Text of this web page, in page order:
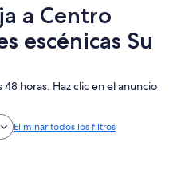
a Centro
escénicas Su
horas. Haz clic en el anuncio
Eliminar todos los filtros